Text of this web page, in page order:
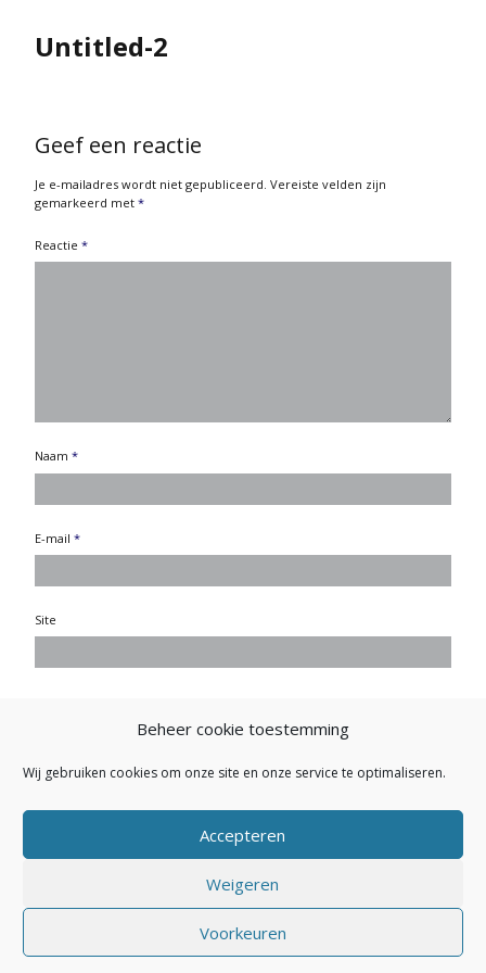
Beheer cookie toestemming
Wij gebruiken cookies om onze site en onze service te optimaliseren.
Accepteren
Weigeren
Voorkeuren
Untitled-2
Geef een reactie
Je e-mailadres wordt niet gepubliceerd. Vereiste velden zijn
gemarkeerd met *
Reactie *
Naam *
E-mail *
Site
Secretariaat NVEP: Buitendijk 26 - 1145 PK Katwoude - E-mail:
secretariaat.nvep@gmail.com- Powered by